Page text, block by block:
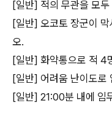
[일반] 적의 무관을 모두
[일반] 오코토 장군이 막
오.
[일반] 화약통으로 적 4
[일반] 어려움 난이도로
[일반] 21:00분 내에 임